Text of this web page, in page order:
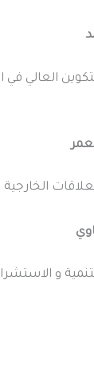
العالي
و